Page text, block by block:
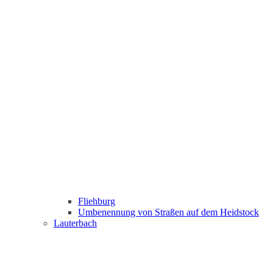
Fliehburg
Umbenennung von Straßen auf dem Heidstock
Lauterbach